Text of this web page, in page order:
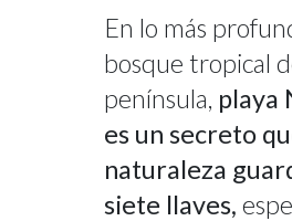
En lo más
bosque tropical
península, playa
es un secreto
naturaleza
siete llaves,